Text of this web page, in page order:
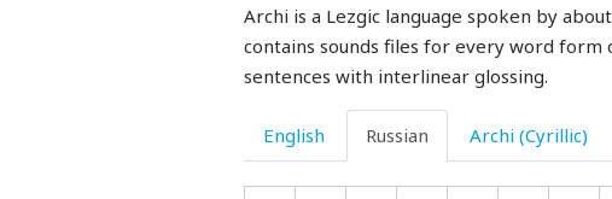
Archi is a Lezgic language spoken by
contains sounds files for every word
sentences with interlinear glossing.
English Russian Archi (Cyrillic)
керамика
кервель
керосин